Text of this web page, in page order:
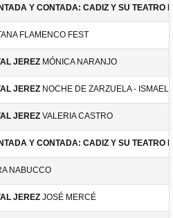
Y CONTADA: CADIZ Y SU TEATRO
FLAMENCO FEST
JEREZ MÓNICA NARANJO
JEREZ NOCHE DE ZARZUELA -
JEREZ VALERIA CASTRO
Y CONTADA: CADIZ Y SU TEATRO
NABUCCO
JEREZ JOSÉ MERCÉ